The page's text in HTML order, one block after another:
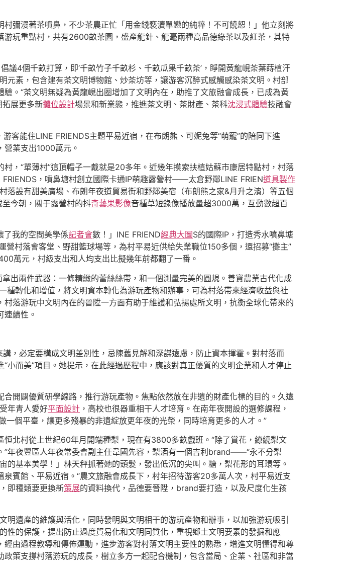
彌漫著茶噴鼻，不少茶農正忙「用金錢褻瀆單戀的純粹！不可饒恕！」他立刻將
玩重點村，共有2600畝茶園，盛產龍針、龍毫兩種高品德綠茶以及紅茶，其特
4個千畝打算，即‘千畝竹子千畝杉、千畝瓜果千畝茶’，睜開黃龍峴茶葉蒔植汗
素，包含建有茶文明博物館、炒茶坊等，讓游客沉醉式感觸感染茶文明。村部
。“茶文明無疑為黃龍峴出圈增加了文明內在，助推了文旅融會成長，已成為黃
展更多新攤位設計場景和新業態，推進茶文明、茶財產、茶科沈浸式體驗技融會
客能住LINE FRIENDS主題平易近宿，在布朗熊、可妮兔等“萌寵”的陪同下進
營業支出1000萬元。
，“單薄村”這頂帽子一戴就是20多年。近幾年摸索扶植姑蘇市康居特點村，村落
，噴鼻塘村創立國際卡通IP萌趣露營村——太倉野鄰LINE FRIEN道具製作
設有甜美廣場、布朗年夜道貿易街和野鄰美宿（布朗熊之家&月升之濱）等五個
今朝，關于露營村的抖奇藝果影像音種草短錄像播放量超3000萬，互動數超百
了我的空間美學係記者會數！」INE FRIEND經典大圖S的國際IP，打造秀水噴鼻塘
村落會客堂、野甜籃球場等，為村平易近供給失業職位150多個，還招募“攤主”
萬元，村級支出和人均支出比擬幾年前都翻了一番。
出兩件武器：一條精緻的蕾絲絲帶，和一個測量完美的圓規。善寶農業古代化成
轉化和增值，將文明資本轉化為游玩產物和辦事，可為村落帶來經濟收益與社
落游玩中文明內在的晉陞一方面有助于維護和弘揚處所文明，抗衡全球化帶來的
續性。
，必定要構成文明差別性，忌陳舊見解和深謀遠慮，防止資本揮霍。對村落而
而美”項目。她提示，在此經過歷程中，應該對真正優質的文明企業和人才停止
開闢優質研學線路，推行游玩產物。焦點依然放在非遺的財產化標的目的。久遠
年青人愛好平面設計 ，高校也很器重相干人才培育。在南年夜開設的選修課程，
一個平臺，讓更多殘暴的非遺綻放更年夜的光榮，同時培育更多的人才。”
北村從上世紀60年月開端種梨，現在有3800多畝戲班。“除了賞花，繚繞梨文
”年夜豐區人年夜常委會副主任韋國先容，梨酒有一個吉利brand——“永不分梨
的基本美學！」林天秤抓著她的頭髮，發出低沉的尖叫。糖，梨花形的耳環等。
賓館、平易近宿。“農文旅融會成長下，村年招待游客20多萬人次，村平易近支
即種類要更換新策展的資料換代，品德要晉陞，brand要打造，以及尺度化生孩
遺產的維護與活化，同時發明與文明相干的游玩產物和辦事，以加強游玩吸引
性的保護，提出防止過度貿易化和文明同質化，重視鄉土文明要素的發掘和應
由過程教導和傳佈運動，進步游客對村落文明主要性的熟悉，增進文明懂得和尊
策支撐村落游玩的成長，樹立多方一起配合機制，包含當局、企業、社區和非當